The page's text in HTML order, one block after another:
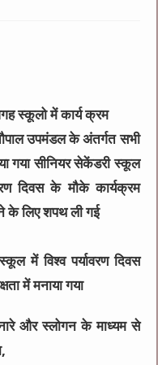
स्कूलो में कार्य क्रम
उपमंडल के अंतर्गत सभी
गया सीनियर सेकेंडरी स्कूल
दिवस के मौके कार्यक्रम
के लिए शपथ ली गई
में विश्व पर्यावरण दिवस
में मनाया गया
और स्लोगन के माध्यम से